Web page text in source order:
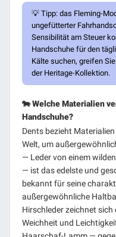
💡 Tipp: das Fleming-
ungefütterter
Sensibilität am Steuer
Handschuhe für den
Kälte suchen, greifen
der Heritage-Kollektion.
🐄 Welche Materialien
Handschuhe?
Dents bezieht
Welt, um
— Leder von einem
— ist das edelste und
bekannt für seine
außergewöhnliche
Hirschleder zeichnet
Weichheit und